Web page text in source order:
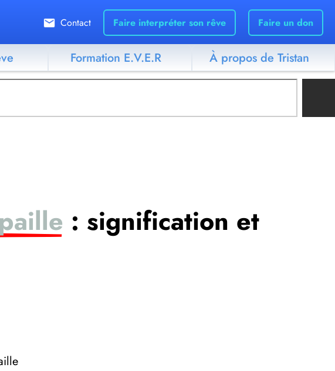
Contact Faire interpréter son rêve Faire un don
Formation E.V.E.R À propos de Tristan
: signification et